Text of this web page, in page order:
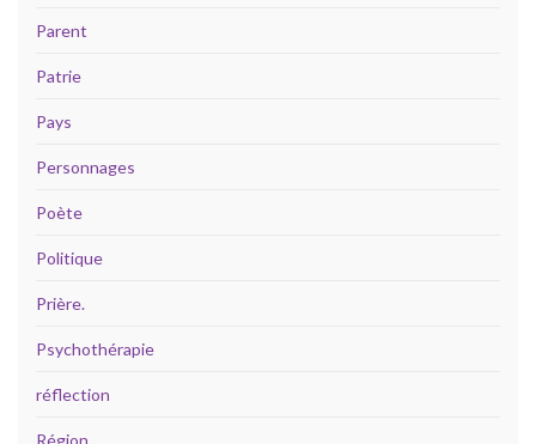
Parent
Patrie
Pays
Personnages
Poète
Politique
Prière.
Psychothérapie
réflection